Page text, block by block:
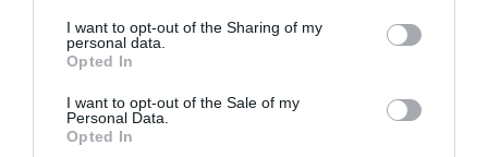
not limited to your visit or usage behaviour. You may click to
grant or deny consent to Google and its third-party tags to
use your data for below specified purposes in below Google
consent section.
I want to opt-out of the Sharing of my
personal data.
Opted In
I want to opt-out of the Sale of my
Personal Data.
Opted In